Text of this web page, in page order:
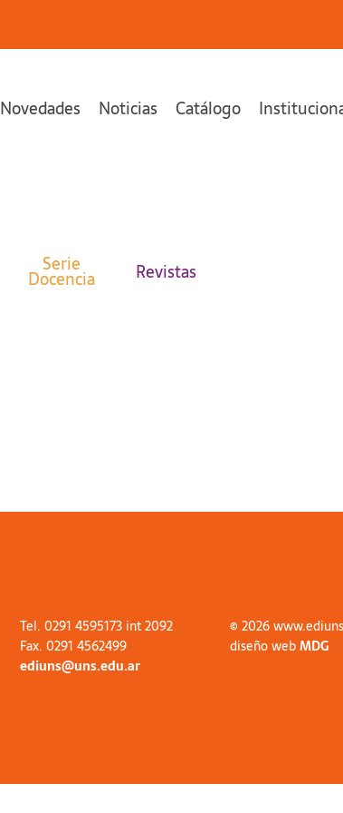
Novedades Noticias Catálogo
Serie
Docencia Revistas
Tel. 0291 4595173 int 2092
Fax. 0291 4562499
ediuns@uns.edu.ar
© 2026
diseño webMDG